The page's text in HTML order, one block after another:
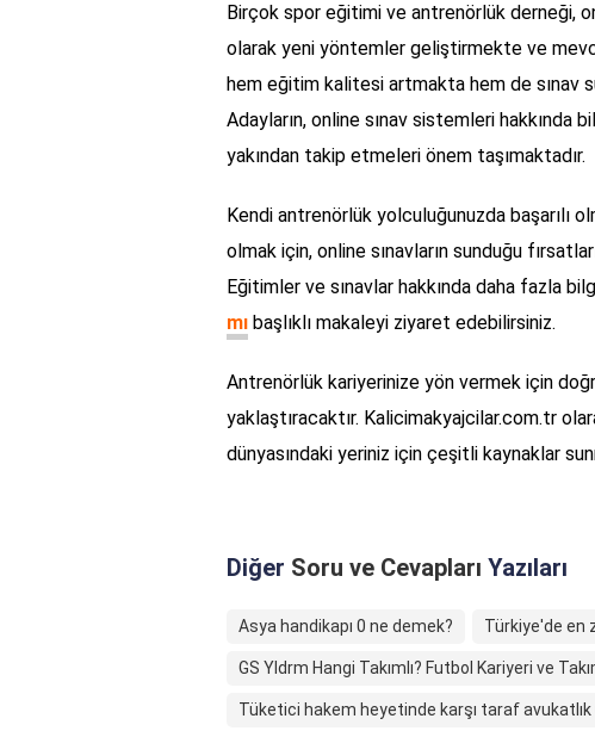
Birçok spor eğitimi ve antrenörlük derneği,
olarak yeni yöntemler geliştirmekte ve
hem eğitim kalitesi artmakta hem de sınav
Adayların, online sınav sistemleri hakkında
yakından takip etmeleri önem taşımaktadır.
Kendi antrenörlük yolculuğunuzda başarılı
olmak için, online sınavların sunduğu
Eğitimler ve sınavlar hakkında daha fazla
mı başlıklı makaleyi ziyaret edebilirsiniz.
Antrenörlük kariyerinize yön vermek için
yaklaştıracaktır. Kalicimakyajcilar.com.tr
dünyasındaki yeriniz için çeşitli kaynaklar
Diğer Soru ve Cevapları Yazıları
Asya handikapı 0 ne demek? Türkiye'de en
GS Yldrm Hangi Takımlı? Futbol Kariyeri ve
Tüketici hakem heyetinde karşı taraf